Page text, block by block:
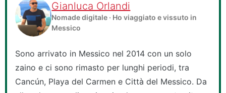
Gianluca Orlandi
Nomade digitale · Ho viaggiato e vissuto in
Messico
Sono arrivato in Messico nel 2014 con un solo
zaino e ci sono rimasto per lunghi periodi, tra
Cancún, Playa del Carmen e Città del Messico. Da